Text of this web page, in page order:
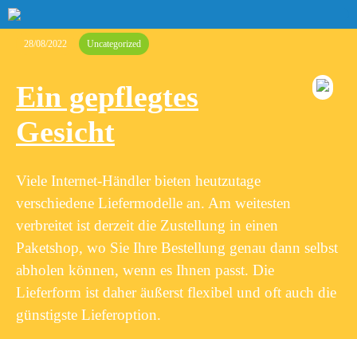
28/08/2022 Uncategorized
Ein gepflegtes
Gesicht
Viele Internet-Händler bieten heutzutage
verschiedene Liefermodelle an. Am weitesten
verbreitet ist derzeit die Zustellung in einen
Paketshop, wo Sie Ihre Bestellung genau dann selbst
abholen können, wenn es Ihnen passt. Die
Lieferform ist daher äußerst flexibel und oft auch die
günstigste Lieferoption.